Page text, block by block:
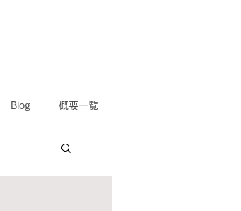
Blog 概要一覧